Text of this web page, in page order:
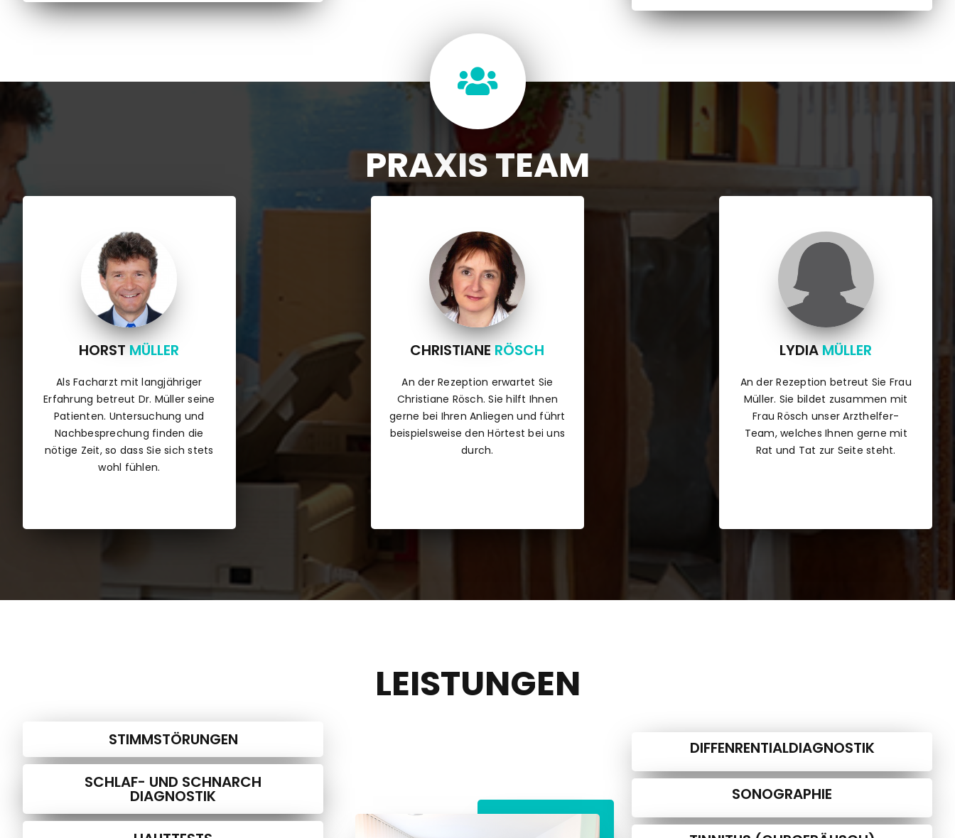

PRAXIS TEAM
HORSTMÜLLER
Als Facharzt mit langjähriger
Erfahrung betreut Dr. Müller seine
Patienten. Untersuchung und
Nachbesprechung finden die
nötige Zeit, so dass Sie sich stets
wohl fühlen.
CHRISTIANE RÖSCH
An der Rezeption erwartet Sie
Christiane Rösch. Sie hilft Ihnen
gerne bei Ihren Anliegen und führt
beispielsweise den Hörtest bei uns
durch.
LYDIAMÜLLER
An der Rezeption betreut Sie Frau
Müller. Sie bildet zusammen mit
Frau Rösch unser Arzthelfer-
Team, welches Ihnen gerne mit
Rat und Tat zur Seite steht.
LEISTUNGEN
STIMMSTÖRUNGEN
SCHLAF- UND SCHNARCH
DIAGNOSTIK
DIFFENRENTIALDIAGNOSTIK
SONOGRAPHIE